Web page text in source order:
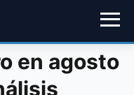
en agosto